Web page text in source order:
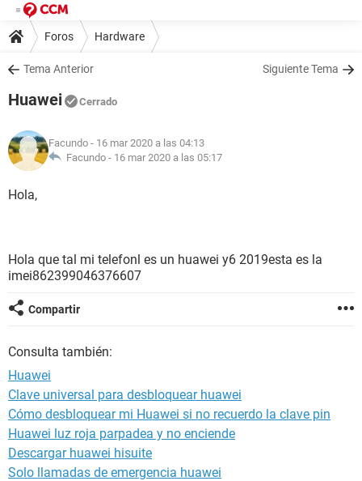
Foros Hardware
Tema Anterior Siguiente Tema
Huawei Cerrado
Facundo - 16 mar 2020 a las 04:13
Facundo - 16 mar 2020 a las 05:17
Hola,
Hola que tal mi telefonl es un huawei y6 2019esta es la
imei862399046376607
Compartir
Consulta también:
Huawei
Clave universal para desbloquear huawei
Cómo desbloquear mi Huawei si no recuerdo la clave pin
Huawei luz roja parpadea y no enciende
Descargar huawei hisuite
Solo llamadas de emergencia huawei